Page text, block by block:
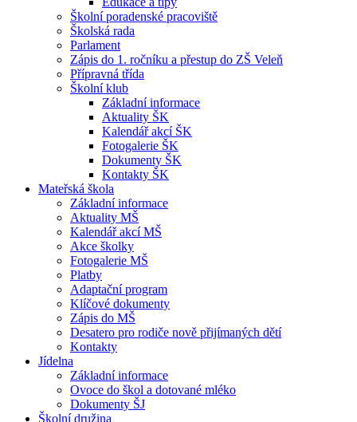
Školní poradenské pracoviště
Školská rada
Parlament
Zápis do 1. ročníku a přestup do ZŠ Veleň
Přípravná třída
Školní klub
Základní informace
Aktuality ŠK
Kalendář akcí ŠK
Fotogalerie ŠK
Dokumenty ŠK
Kontakty ŠK
Mateřská škola
Základní informace
Aktuality MŠ
Kalendář akcí MŠ
Akce školky
Fotogalerie MŠ
Platby
Adaptační program
Klíčové dokumenty
Zápis do MŠ
Desatero pro rodiče nově přijímaných dětí
Kontakty
Jídelna
Základní informace
Ovoce do škol a dotované mléko
Dokumenty ŠJ
Školní družina